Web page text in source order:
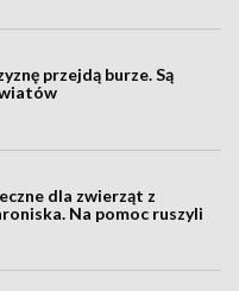
przejdą burze. Są
dla zwierząt z
Na pomoc ruszyli